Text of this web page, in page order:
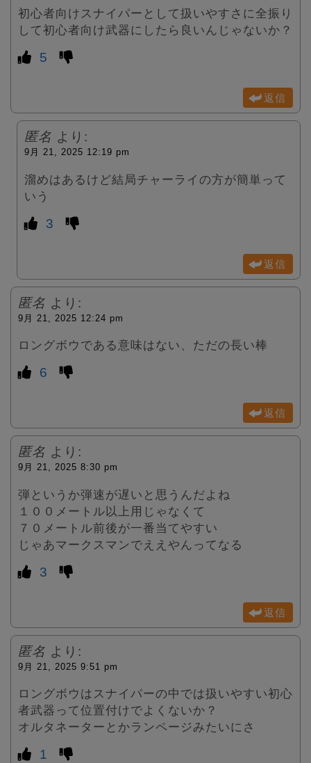
初心者向けスナイパーとして扱いやすさに全振り
して初心者向け武器にしたら良いんじゃないか？
5
返信
匿名 より:
9月 21, 2025 12:19 pm
溜めはあるけど結局チャーライの方が簡単って
いう
3
返信
匿名 より:
9月 21, 2025 12:24 pm
ロングボウである意味はない、ただの長い棒
6
返信
匿名 より:
9月 21, 2025 8:30 pm
弾というか弾速が遅いと思うんだよね
１００メートル以上用じゃなくて
７０メートル前後が一番当てやすい
じゃあマークスマンでええやんってなる
3
返信
匿名 より:
9月 21, 2025 9:51 pm
ロングボウはスナイパーの中では扱いやすい初心
者武器って位置付けでよくないか？
オルタネーターとかランページみたいにさ
1